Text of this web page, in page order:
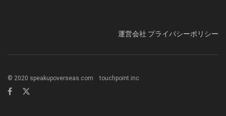
運営会社 プライバシーポリシー
© 2020 speakupoverseas.com touchpoint.inc